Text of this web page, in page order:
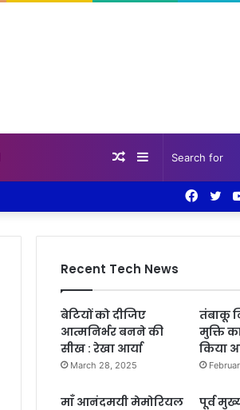
Sidebar
Random
Recent Tech News
बेटियों को दीजिए
आत्मनिर्भर बनने की
सीख : रेखा आर्या
March 28, 2025
तंबाकू
मुक्ति
किया
माँ आनंदमयी मेमोरियल
पूर्व